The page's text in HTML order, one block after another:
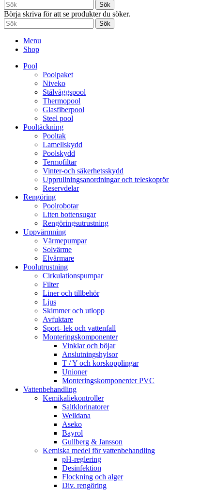
Sök
Börja skriva för att se produkter du söker.
Sök
Menu
Shop
Pool
Poolpaket
Niveko
Stålväggspool
Thermopool
Glasfiberpool
Steel pool
Pooltäckning
Pooltak
Lamellskydd
Poolskydd
Termofiltar
Vinter-och säkerhetsskydd
Upprullningsanordningar och teleskoprör
Reservdelar
Rengöring
Poolrobotar
Liten bottensugar
Rengöringsutrustning
Uppvärmning
Värmepumpar
Solvärme
Elvärmare
Poolutrustning
Cirkulationspumpar
Filter
Liner och tillbehör
Ljus
Skimmer och utlopp
Avfuktare
Sport- lek och vattenfall
Monteringskomponenter
Vinklar och böjar
Anslutningshylsor
T / Y och korskopplingar
Unioner
Monteringskomponenter PVC
Vattenbehandling
Kemikaliekontroller
Saltklorinatorer
Welldana
Aseko
Bayrol
Gullberg & Jansson
Kemiska medel för vattenbehandling
pH-reglering
Desinfektion
Flockning och alger
Div. rengöring